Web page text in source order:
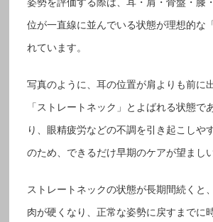
姿勢を評価する際は、耳・肩・骨盤・膝
位が一直線に並んでいる状態が理想的な
れています。
写真のように、耳の位置が肩よりも前に
「ストレートネック」とよばれる状態で
り、眼精疲労などの不調を引き起こしや
のため、できるだけ早期のケアが望まし
ストレートネックの状態が長期間続くと
肉が硬くなり、正常な姿勢に戻すまでに